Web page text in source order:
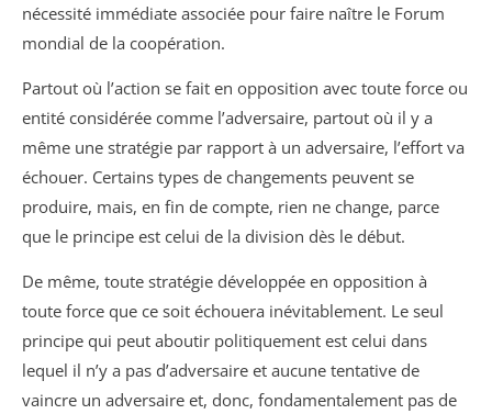
nécessité immédiate associée pour faire naître le Forum
mondial de la coopération.
Partout où l’action se fait en opposition avec toute force ou
entité considérée comme l’adversaire, partout où il y a
même une stratégie par rapport à un adversaire, l’effort va
échouer. Certains types de changements peuvent se
produire, mais, en fin de compte, rien ne change, parce
que le principe est celui de la division dès le début.
De même, toute stratégie développée en opposition à
toute force que ce soit échouera inévitablement. Le seul
principe qui peut aboutir politiquement est celui dans
lequel il n’y a pas d’adversaire et aucune tentative de
vaincre un adversaire et, donc, fondamentalement pas de